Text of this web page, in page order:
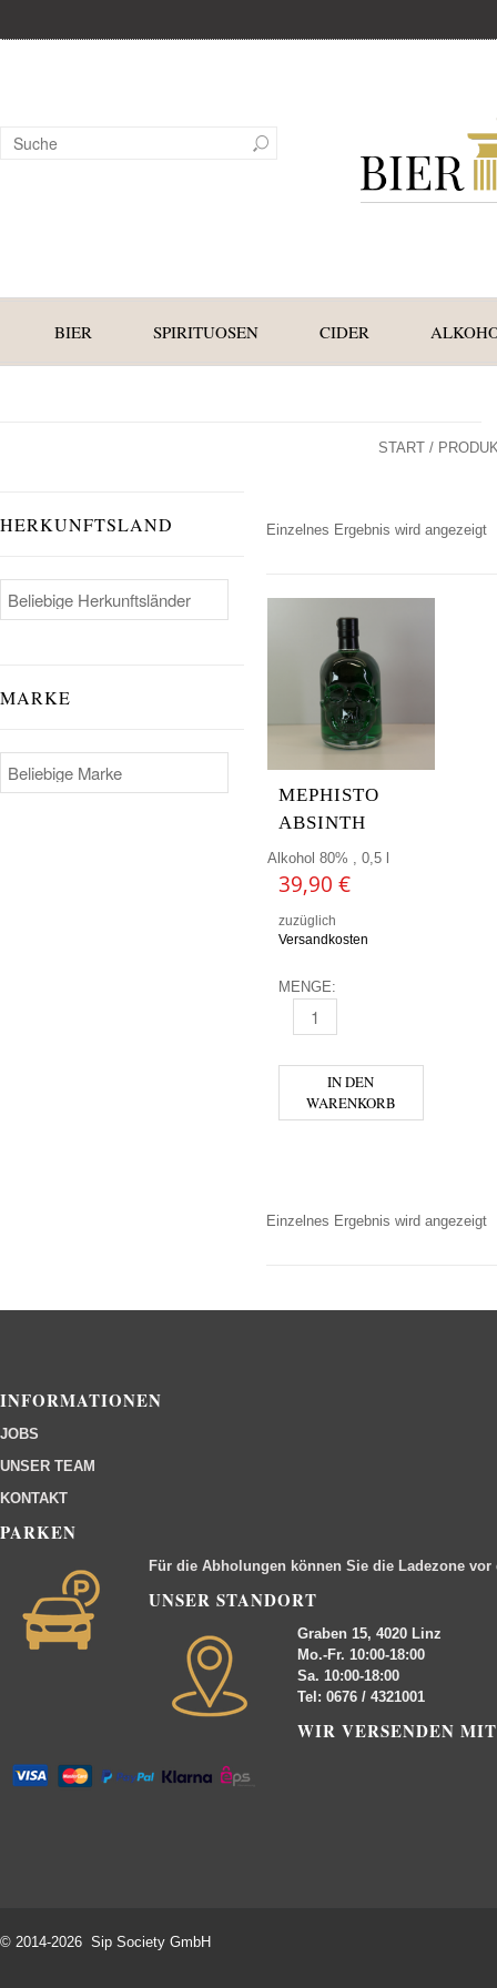
BIER SPIRITUOSEN CIDER
START /
HERKUNFTSLAND
MARKE
Einzelnes Ergebnis wird angezeigt
MEPHISTO
ABSINTH
Alkohol 80% , 0,5 l
39,90 €
zuzüglich
Versandkosten
MENGE:
MEPHISTO ABSINTH MENGE
IN DEN
WARENKORB
Einzelnes Ergebnis wird angezeigt
INFORMATIONEN
JOBS
UNSER TEAM
KONTAKT
PARKEN
Für die Abholungen können Sie die Ladezone
UNSER STANDORT
Graben 15, 4020 Linz
Mo.-Fr. 10:00-18:00
Sa. 10:00-18:00
Tel: 0676 / 4321001
WIR VERSENDEN
© 2014-2026 Sip Society GmbH